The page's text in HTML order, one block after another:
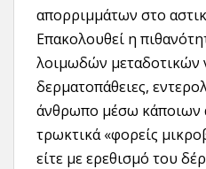
απορριμμάτων στο
Επακολουθεί η
λοιμωδών μεταδοτικών
δερματοπάθειες,
άνθρωπο μέσω κάποιων
τρωκτικά «φορείς
είτε με ερεθισμό του